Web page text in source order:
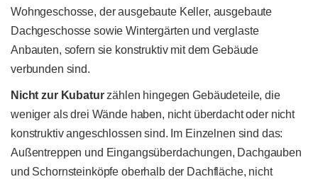
Wohngeschosse, der ausgebaute Keller, ausgebaute
Dachgeschosse sowie Wintergärten und verglaste
Anbauten, sofern sie konstruktiv mit dem Gebäude
verbunden sind.
Nicht zur Kubaturzählen hingegen Gebäudeteile, die
weniger als drei Wände haben, nicht überdacht oder nicht
konstruktiv angeschlossen sind. Im Einzelnen sind das:
Außentreppen und Eingangsüberdachungen, Dachgauben
und Schornsteinköpfe oberhalb der Dachfläche, nicht